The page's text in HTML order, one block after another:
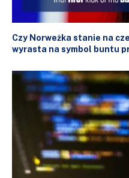
Czy Norweżka stanie na
wyrasta na symbol buntu